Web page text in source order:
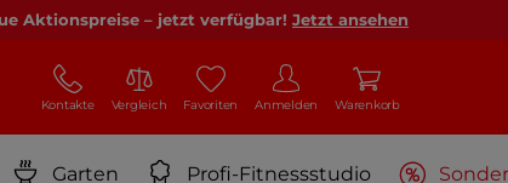
Aktionspreise – jetzt verfügbar! Jetzt ansehen
Kontakte Vergleich Favoriten Anmelden Warenkorb
Garten Profi-Fitnessstudio